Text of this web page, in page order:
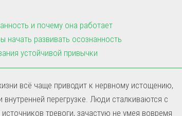
и почему она работает
начать развивать осознанность
устойчивой привычки
всё чаще приводит к нервному истощению,
внутренней перегрузке. Люди сталкиваются с
тревоги, зачастую не умея вовремя